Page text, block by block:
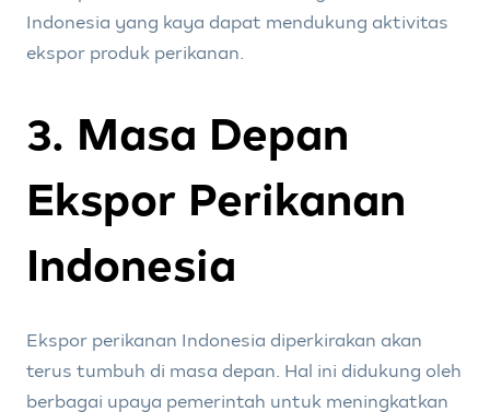
Indonesia yang kaya dapat mendukung aktivitas
ekspor produk perikanan.
3. Masa Depan
Ekspor Perikanan
Indonesia
Ekspor perikanan Indonesia diperkirakan akan
terus tumbuh di masa depan. Hal ini didukung oleh
berbagai upaya pemerintah untuk meningkatkan